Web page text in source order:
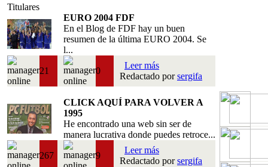
Titulares
EURO 2004 FDF
En el Blog de FDF hay un buen
resumen de la última EURO 2004. Se
l...
21 0
Leer más
Redactado porsergifa
CLICK AQUÍ PARA VOLVER A
1995
He encontrado una web sin ser de
manera lucrativa donde puedes retroce...
267 9
Leer más
Redactado porsergifa